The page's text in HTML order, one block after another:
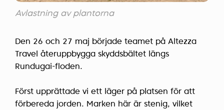
Avlastning av plantorna
Den 26 och 27 maj började teamet på Altezza
Travel återuppbygga skyddsbältet längs
Rundugai-floden.
Först upprättade vi ett läger på platsen för att
förbereda jorden. Marken här är stenig, vilket